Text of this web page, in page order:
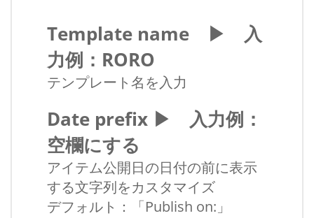
Template name ▶ 入
力例：RORO
テンプレート名を入力
Date prefix ▶ 入力例：
空欄にする
アイテム公開日の日付の前に表示
する文字列をカスタマイズ
デフォルト：「Publish on:」